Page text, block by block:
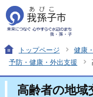
トップページ 健康
予防・健康・外出支援
高齢者の地域